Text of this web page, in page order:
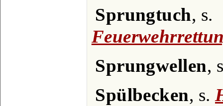
Sprungtuch, s.
Sprungwellen,
Spülbecken, s.